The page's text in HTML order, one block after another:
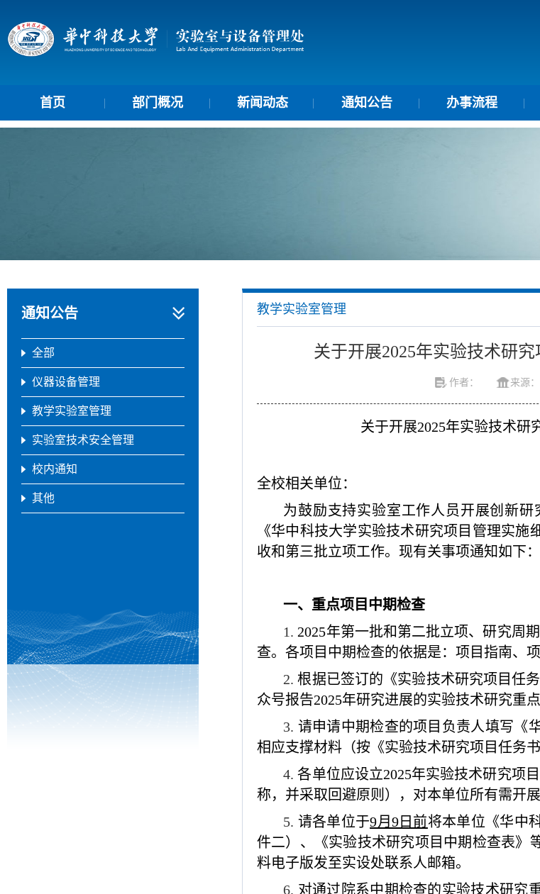
首页 部门概况 新闻动态 通知公告 办事流程
通知公告
全部
仪器设备管理
教学实验室管理
实验室技术安全管理
校内通知
其他
教学实验室管理
关于开展2025年实验技术研
作者： 来源：
关于开展2025年实验技术研
全校相关单位：
为鼓励支持实验室工作人员开展创新
《华中科技大学实验技术研究项目管理实施
收和第三批立项工作。现有关事项通知如下：
一、 重点项目中期检查
1.2025年第一批和第二批立项、研究周
查。各项目中期检查的依据是：项目指南、
2.根据已签订的《实验技术研究项目任
众号报告2025年研究进展的实验技术研究重
3. 请申请中期检查的项目负责人填写《
相应支撑材料（按《实验技术研究项目任务书
4.各单位应设立2025年实验技术研究项
称，并采取回避原则），对本单位所有需开
5. 请各单位于9月9日前将本单位《华中
件二）、《实验技术研究项目中期检查表》
料电子版发至实设处联系人邮箱。
6. 对通过院系中期检查的实验技术研究